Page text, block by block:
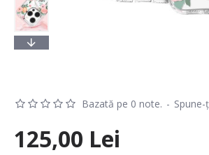
Bazată pe 0 note. -
125,00 Lei